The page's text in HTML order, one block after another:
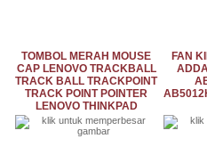
TOMBOL MERAH MOUSE
CAP LENOVO TRACKBALL
TRACK BALL TRACKPOINT
TRACK POINT POINTER
LENOVO THINKPAD
FAN